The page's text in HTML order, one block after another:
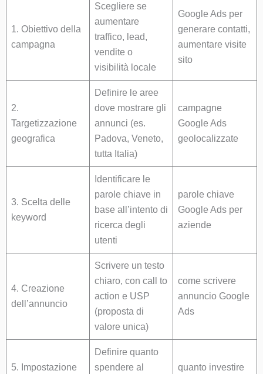
1. Obiettivo della
campagna
Scegliere se
aumentare
traffico, lead,
vendite o
visibilità locale
Google Ads per
generare contatti,
aumentare visite
sito
2.
Targetizzazione
geografica
Definire le aree
dove mostrare gli
annunci (es.
Padova, Veneto,
tutta Italia)
campagne
Google Ads
geolocalizzate
3. Scelta delle
keyword
Identificare le
parole chiave in
base all’intento di
ricerca degli
utenti
parole chiave
Google Ads per
aziende
4. Creazione
dell’annuncio
Scrivere un testo
chiaro, con call to
action e USP
(proposta di
valore unica)
come scrivere
annuncio Google
Ads
5. Impostazione
Definire quanto
spendere al
quanto investire